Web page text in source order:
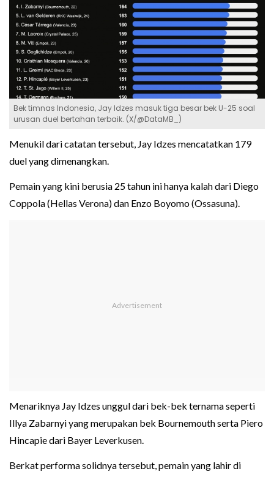
Bek timnas Indonesia, Jay Idzes masuk tiga besar bek U-25 soal
urusan duel bertahan terbaik. (X/@DataMB_)
Menukil dari catatan tersebut, Jay Idzes mencatatkan 179
duel yang dimenangkan.
Pemain yang kini berusia 25 tahun ini hanya kalah dari Diego
Coppola (Hellas Verona) dan Enzo Boyomo (Ossasuna).
Menariknya Jay Idzes unggul dari bek-bek ternama seperti
Illya Zabarnyi yang merupakan bek Bournemouth serta Piero
Hincapie dari Bayer Leverkusen.
Berkat performa solidnya tersebut, pemain yang lahir di